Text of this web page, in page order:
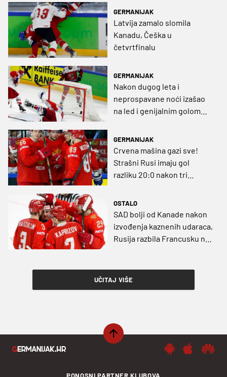
GERMANIJAK
Latvija zamalo slomila
Kanadu, Češka u
četvrtfinalu
GERMANIJAK
Nakon dugog leta i
neprospavane noći izašao
na led i genijalnim golom
GERMANIJAK
Crvena mašina gazi sve!
Strašni Rusi imaju gol
razliku 20:0 nakon tri
prvenstvu
OSTALO
SAD bolji od Kanade nakon
izvođenja kaznenih udaraca,
Rusija razbila Francusku na
UČITAJ VIŠE